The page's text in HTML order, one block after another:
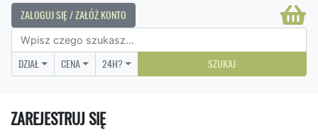
ZALOGUJ SIĘ / ZAŁÓŻ KONTO
DZIAŁ CENA 24H? SZUKAJ
ZAREJESTRUJ SIĘ